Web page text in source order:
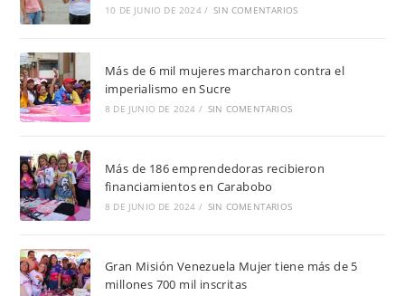
10 DE JUNIO DE 2024 / SIN COMENTARIOS
Más de 6 mil mujeres marcharon contra el
imperialismo en Sucre
8 DE JUNIO DE 2024 / SIN COMENTARIOS
Más de 186 emprendedoras recibieron
financiamientos en Carabobo
8 DE JUNIO DE 2024 / SIN COMENTARIOS
Gran Misión Venezuela Mujer tiene más de 5
millones 700 mil inscritas